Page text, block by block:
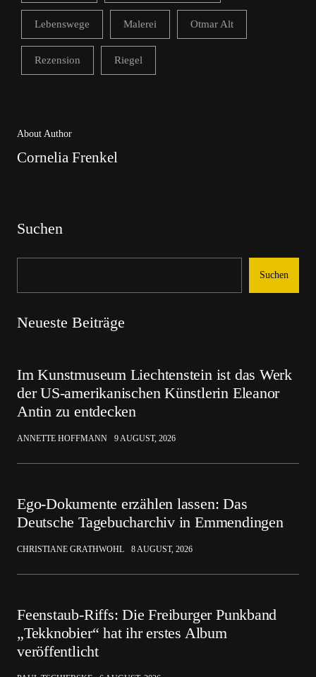
Lebenswege Malerei Otmar Alt
Rezension Riegel
About Author
Cornelia Frenkel
Suchen
Suchen
Neueste Beiträge
Im Kunstmuseum Liechtenstein ist das Werk
der US-amerikanischen Künstlerin Eleanor
Antin zu entdecken
ANNETTE HOFFMANN 9 AUGUST, 2026
Ego-Dokumente erzählen lassen: Das
Deutsche Tagebucharchiv in Emmendingen
CHRISTIANE GRATHWOHL 8 AUGUST, 2026
Feenstaub-Riffs: Die Freiburger Punkband
„Tekknobier“ hat ihr erstes Album
veröffentlicht